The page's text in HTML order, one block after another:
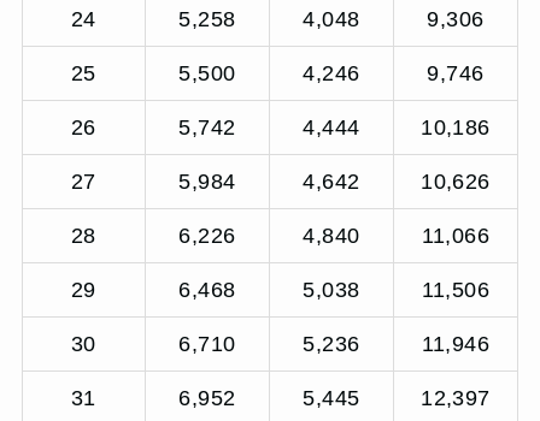
24 5,258 4,048 9,306
25 5,500 4,246 9,746
26 5,742 4,444 10,186
27 5,984 4,642 10,626
28 6,226 4,840 11,066
29 6,468 5,038 11,506
30 6,710 5,236 11,946
31 6,952 5,445 12,397